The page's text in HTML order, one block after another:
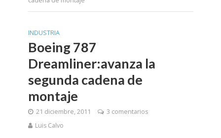
INDUSTRIA
Boeing 787
Dreamliner:avanza la
segunda cadena de
montaje
21 diciembre, 2011
3 comentarios
Luis Calvo